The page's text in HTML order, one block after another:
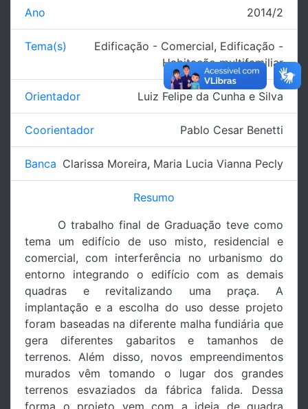
Ano 2014/2
Tema(s) Edificação - Comercial, Edificação -
Habitação multifamiliar
Orientador Luiz Felipe da Cunha e Silva
Coorientador Pablo Cesar Benetti
Banca Clarissa Moreira, Maria Lucia Vianna Pecly
Resumo
O trabalho final de Graduação teve como
tema um edifício de uso misto, residencial e
comercial, com interferência no urbanismo do
entorno integrando o edifício com as demais
quadras e revitalizando uma praça. A
implantação e a escolha do uso desse projeto
foram baseadas na diferente malha fundiária que
gera diferentes gabaritos e tamanhos de
terrenos. Além disso, novos empreendimentos
murados vêm tomando o lugar dos grandes
terrenos esvaziados da fábrica falida. Dessa
forma o projeto vem com a ideia de quadra